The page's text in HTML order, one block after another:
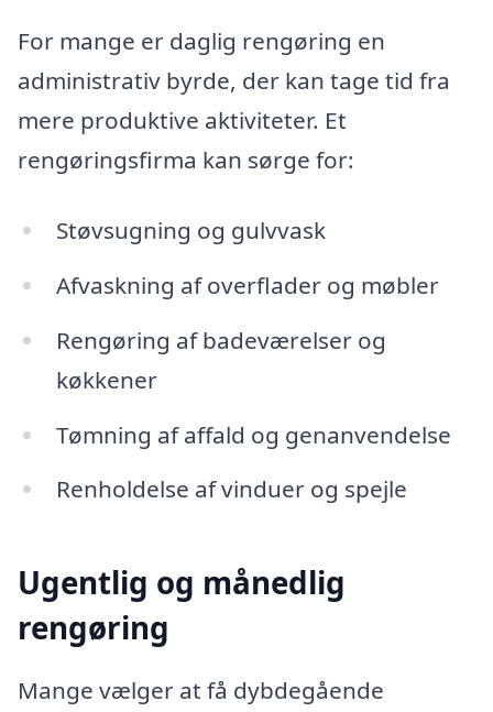
For mange er daglig rengøring en
administrativ byrde, der kan tage tid fra
mere produktive aktiviteter. Et
rengøringsfirma kan sørge for:
Støvsugning og gulvvask
Afvaskning af overflader og møbler
Rengøring af badeværelser og
køkkener
Tømning af affald og genanvendelse
Renholdelse af vinduer og spejle
Ugentlig og månedlig
rengøring
Mange vælger at få dybdegående